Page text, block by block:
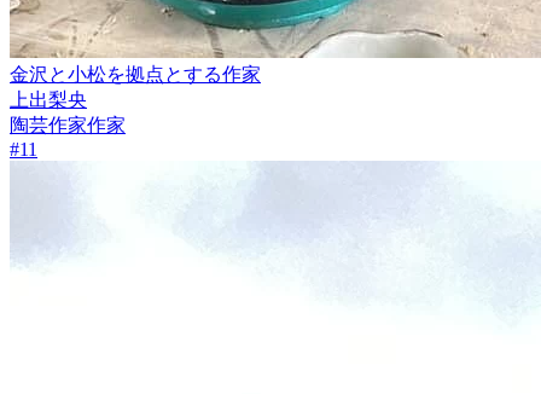
金沢と小松を拠点とする作家
上出梨央
陶芸作家作家
#11